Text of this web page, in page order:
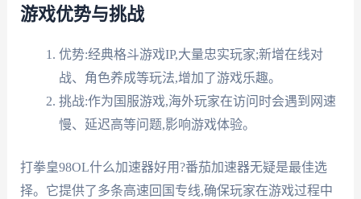
游戏优势与挑战
优势:经典格斗游戏IP,大量忠实玩家;新增在线对
战、角色养成等玩法,增加了游戏乐趣。
挑战:作为国服游戏,海外玩家在访问时会遇到网速
慢、延迟高等问题,影响游戏体验。
打拳皇98OL什么加速器好用?番茄加速器无疑是最佳选
择。它提供了多条高速回国专线,确保玩家在游戏过程中